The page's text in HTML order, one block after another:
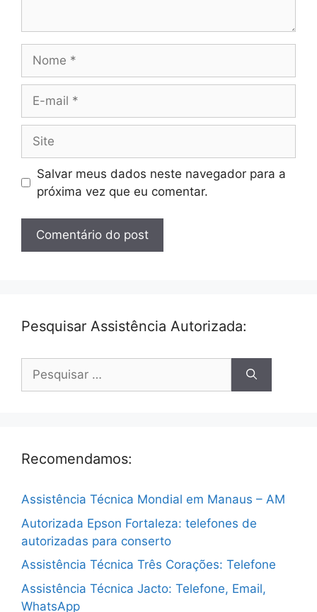
mail
Salvar meus dados neste navegador para a
próxima vez que eu comentar.
Pesquisar Assistência Autorizada:
Pesquisar
Recomendamos:
Assistência Técnica Mondial em Manaus – AM
Autorizada Epson Fortaleza: telefones de
autorizadas para conserto
Assistência Técnica Três Corações: Telefone
Assistência Técnica Jacto: Telefone, Email,
WhatsApp